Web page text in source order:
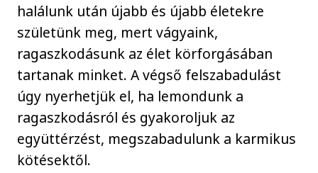
halálunk után újabb és újabb életekre
születünk meg, mert vágyaink,
ragaszkodásunk az élet körforgásában
tartanak minket. A végső felszabadulást
úgy nyerhetjük el, ha lemondunk a
ragaszkodásról és gyakoroljuk az
együttérzést, megszabadulunk a karmikus
kötésektől.